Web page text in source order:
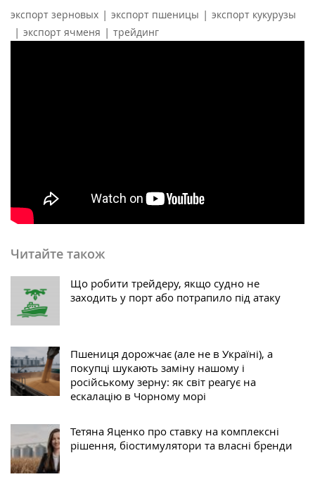
экспорт зерновых | экспорт пшеницы | экспорт кукурузы
| экспорт ячменя | трейдинг
Читайте також
Що робити трейдеру, якщо судно не
заходить у порт або потрапило під атаку
Пшениця дорожчає (але не в Україні), а
покупці шукають заміну нашому і
російському зерну: як світ реагує на
ескалацію в Чорному морі
Тетяна Яценко про ставку на комплексні
рішення, біостимулятори та власні бренди